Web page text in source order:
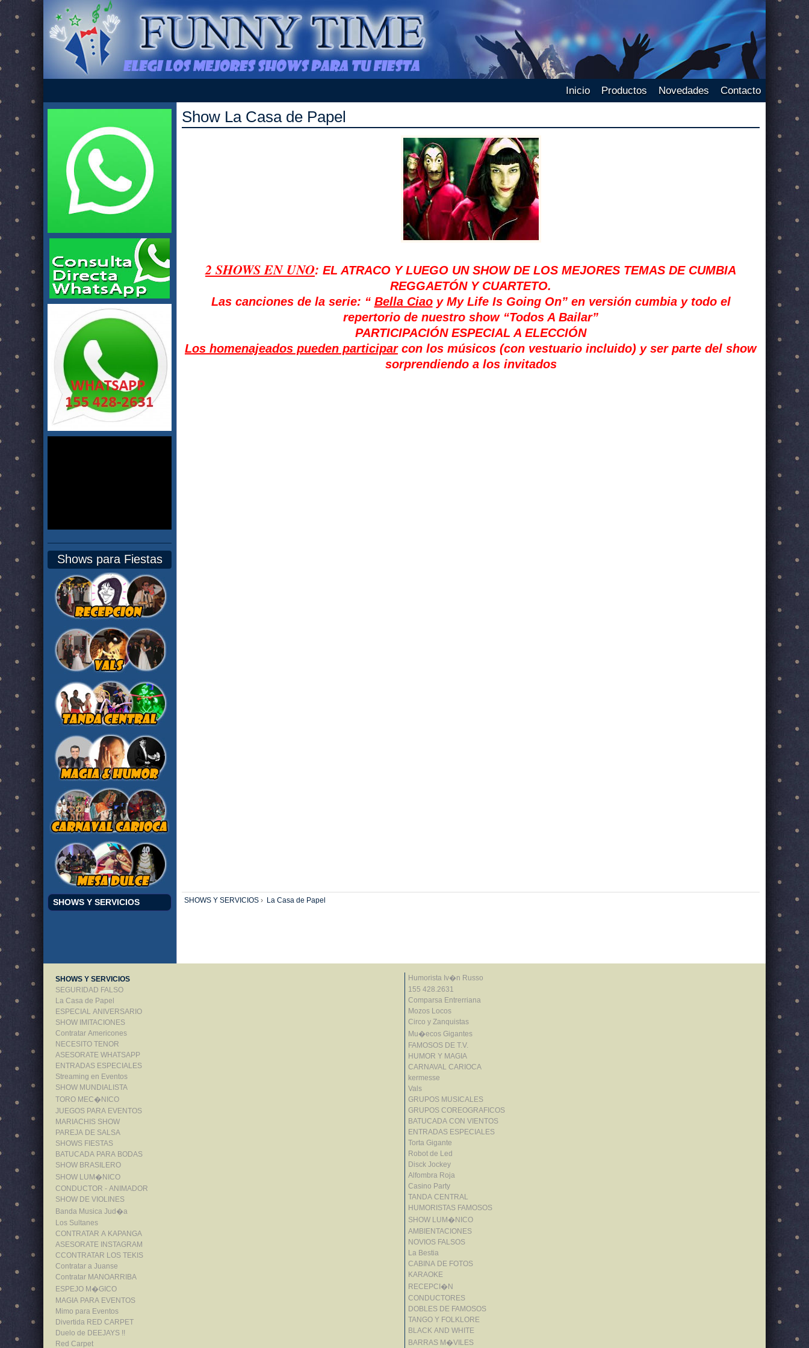
Inicio Productos Novedades Contacto
Shows para Fiestas
SHOWS Y SERVICIOS
Show La Casa de Papel
2 SHOWS EN UNO: EL ATRACO Y LUEGO UN SHOW DE LOS MEJORES TEMAS DE CUMBIA
REGGAETÓN Y CUARTETO.
Las canciones de la serie: “ Bella Ciaoy My Life Is Going On” en versión cumbia y todo el
repertorio de nuestro show “Todos A Bailar”
PARTICIPACIÓN ESPECIAL A ELECCIÓN
Los homenajeados pueden participarcon los músicos (con vestuario incluido) y ser parte del show
sorprendiendo a los invitados
SHOWS Y SERVICIOS › La Casa de Papel
SHOWS Y SERVICIOS
SEGURIDAD FALSO
La Casa de Papel
ESPECIAL ANIVERSARIO
SHOW IMITACIONES
Contratar Americones
NECESITO TENOR
ASESORATE WHATSAPP
ENTRADAS ESPECIALES
Streaming en Eventos
SHOW MUNDIALISTA
TORO MEC�NICO
JUEGOS PARA EVENTOS
MARIACHIS SHOW
PAREJA DE SALSA
SHOWS FIESTAS
BATUCADA PARA BODAS
SHOW BRASILERO
SHOW LUM�NICO
CONDUCTOR - ANIMADOR
SHOW DE VIOLINES
Banda Musica Jud�a
Los Sultanes
CONTRATAR A KAPANGA
ASESORATE INSTAGRAM
CCONTRATAR LOS TEKIS
Contratar a Juanse
Contratar MANOARRIBA
ESPEJO M�GICO
MAGIA PARA EVENTOS
Mimo para Eventos
Divertida RED CARPET
Duelo de DEEJAYS !!
Red Carpet
Humorista Iv�n Russo
155 428.2631
Comparsa Entrerriana
Mozos Locos
Circo y Zanquistas
Mu�ecos Gigantes
FAMOSOS DE T.V.
HUMOR Y MAGIA
CARNAVAL CARIOCA
kermesse
Vals
GRUPOS MUSICALES
GRUPOS COREOGRAFICOS
BATUCADA CON VIENTOS
ENTRADAS ESPECIALES
Torta Gigante
Robot de Led
Disck Jockey
Alfombra Roja
Casino Party
TANDA CENTRAL
HUMORISTAS FAMOSOS
SHOW LUM�NICO
AMBIENTACIONES
NOVIOS FALSOS
La Bestia
CABINA DE FOTOS
KARAOKE
RECEPCI�N
CONDUCTORES
DOBLES DE FAMOSOS
TANGO Y FOLKLORE
BLACK AND WHITE
BARRAS M�VILES